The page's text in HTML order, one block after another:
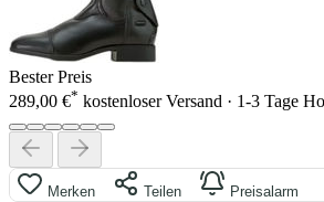
Bester Preis
289,00 €* kostenloser Versand · 1-3 Tage
Merken Teilen Preisalarm